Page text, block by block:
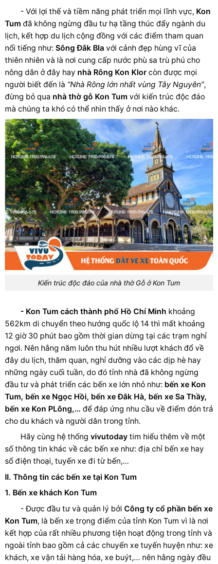
- Với lợi thế và tiềm năng phát triển mọi lĩnh vực, Kon
Tum đã không ngừng đầu tư hạ tầng thúc đẩy ngành du
lịch, kết hợp du lịch cộng đồng với các điểm tham quan
nổi tiếng như: Sông Đắk Bla với cảnh đẹp hùng vĩ của
thiên nhiên và là nơi cung cấp nước phù sa trù phú cho
nông dân ở đây hay nhà Rông Kon Klor còn được mọi
người biết đến là “Nhà Rông lớn nhất vùng Tây Nguyên”,
đừng bỏ qua nhà thờ gỗ Kon Tum với kiến trúc độc đáo
mà chúng ta khó có thể nhìn thấy ở nơi nào khác.
Kiến trúc độc đáo của nhà thờ Gỗ ở Kon Tum
- Kon Tum cách thành phố Hồ Chí Minh khoảng
562km di chuyển theo hướng quốc lộ 14 thì mất khoảng
12 giờ 30 phút bao gồm thời gian dừng tại các trạm nghỉ
ngơi. Nên hằng năm luôn thu hút nhiều lượt khách đổ về
đây du lịch, thăm quan, nghỉ dưỡng vào các dịp hè hay
những ngày cuối tuần, do đó tỉnh nhà đã không ngừng
đầu tư và phát triển các bến xe lớn nhỏ như: bến xe Kon
Tum, bến xe Ngọc Hồi, bến xe Đắk Hà, bến xe Sa Thầy,
bến xe Kon PLông,… để đáp ứng nhu cầu về điểm đón trả
cho du khách và người dân trong tỉnh.
Hãy cùng hệ thống vivutoday tim hiểu thêm về một
số thông tin khác về các bến xe như: địa chỉ bến xe hay
số điện thoại, tuyến xe đi từ bến,…
II. Thông tin các bến xe tại Kon Tum
1. Bến xe khách Kon Tum
- Được đầu tư và quản lý bởi Công ty cổ phần bến xe
Kon Tum, là bến xe trọng điểm của tỉnh Kon Tum vì là nơi
kết hợp của rất nhiều phương tiện hoạt động trong tỉnh và
ngoài tỉnh bao gồm cả các chuyến xe tuyến huyện như: xe
khách, xe vận tải hàng hóa, xe buýt,… nên hằng ngày đều